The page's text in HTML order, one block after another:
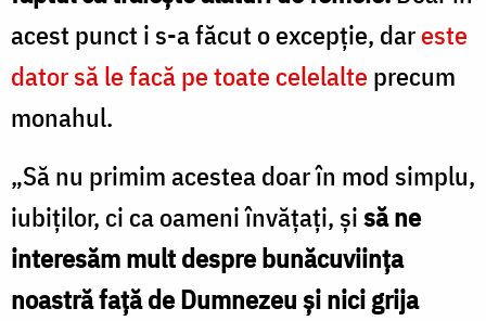
acest punct i s-a făcut o excepţie, dareste
dator să le facă pe toate celelalteprecum
monahul.
„Să nu primim acestea doar în mod simplu,
iubiţilor, ci ca oameni învăţaţi, șisă ne
interesăm mult despre bunăcuviinţa
noastră faţă de Dumnezeu şi nici grija